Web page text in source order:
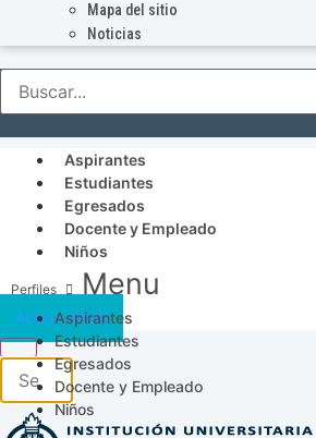
Mapa del sitio
Noticias
Aspirantes
Estudiantes
Egresados
Docente y Empleado
Niños
Menu
Aspirantes
Estudiantes
Egresados
Docente y Empleado
Niños
Acceso SICAU